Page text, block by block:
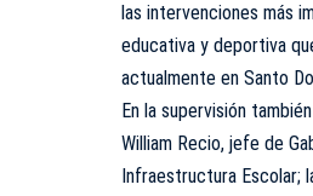
las intervenciones más
educativa y deportiva
actualmente en Santo
En la supervisión
William Recio, jefe de
Infraestructura Escolar;